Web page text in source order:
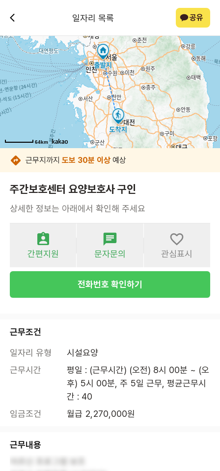
일자리 목록 공유
64km
64km
64km
64km
64km
64km
64km
64km
근무지까지 도보 30분 이상 예상
주간보호센터 요양보호사 구인
상세한 정보는 아래에서 확인해 주세요
간편지원 문자문의 관심표시
전화번호 확인하기
근무조건
일자리 유형
시설요양
근무시간
평일 : (근무시간) (오전) 8시 00분 ~ (오
후) 5시 00분, 주 5일 근무, 평균근무시
간 : 40
임금조건
월급 2,270,000원
근무내용